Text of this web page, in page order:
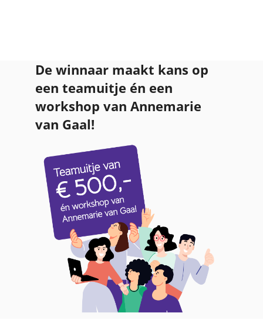
De winnaar maakt kans op
een teamuitje én een
workshop van Annemarie
van Gaal!